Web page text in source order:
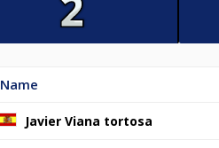
Name
Javier Viana tortosa